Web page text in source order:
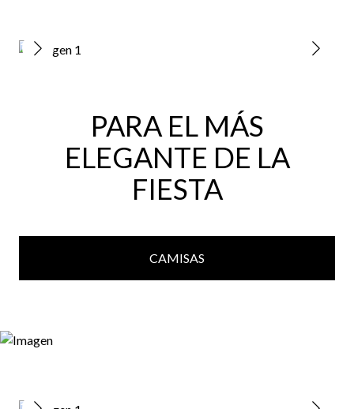
PARA EL MÁS
ELEGANTE DE LA
FIESTA
CAMISAS